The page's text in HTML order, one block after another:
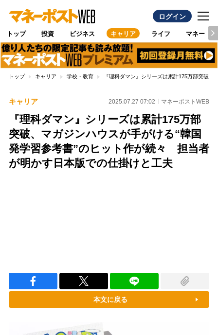
ログイン
トップ 投資 ビジネス キャリア ライフ マネー
トップ キャリア 学校・教育 『理科ダマン』シリーズは累計175万部突破
キャリア 2025.07.27 07:02 マネーポストWEB
『理科ダマン』シリーズは累計175万部
突破、マガジンハウスが手がける“韓国
発学習参考書”のヒット作が続々 担当者
が明かす日本版での仕掛けと工夫
本文に戻る